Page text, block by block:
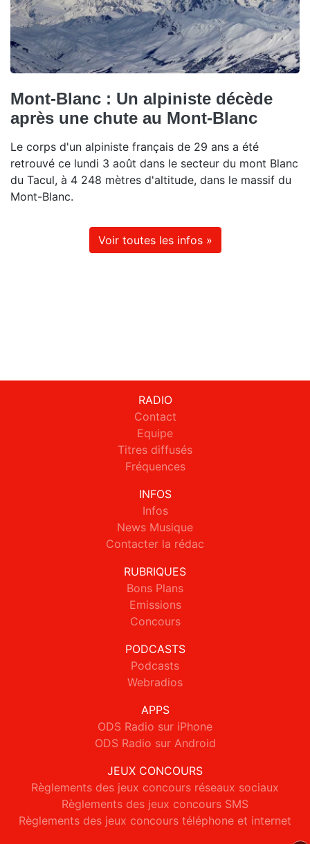
Mont-Blanc : Un alpiniste décède
après une chute au Mont-Blanc
Le corps d'un alpiniste français de 29 ans a été
retrouvé ce lundi 3 août dans le secteur du mont Blanc
du Tacul, à 4 248 mètres d'altitude, dans le massif du
Mont-Blanc.
Voir toutes les infos »
RADIO
Contact
Equipe
Titres diffusés
Fréquences
INFOS
Infos
News Musique
Contacter la rédac
RUBRIQUES
Bons Plans
Emissions
Concours
PODCASTS
Podcasts
Webradios
APPS
ODS Radio sur iPhone
ODS Radio sur Android
JEUX CONCOURS
Règlements des jeux concours réseaux sociaux
Règlements des jeux concours SMS
Règlements des jeux concours téléphone et internet